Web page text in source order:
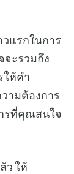
แรกในการ
จะรวมถึง
ให้คำ
ามต้องการ
รที่คุณสนใจ
ว ให้